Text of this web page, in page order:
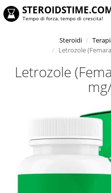
Tempo di forza, tempo di crescita!
Steroidi
Letrozole
Letrozole